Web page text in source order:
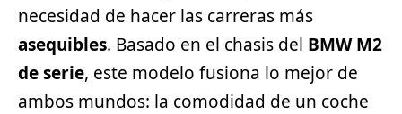
necesidad de hacer las carreras más
asequibles. Basado en el chasis del BMW M2
de serie, este modelo fusiona lo mejor de
ambos mundos: la comodidad de un coche